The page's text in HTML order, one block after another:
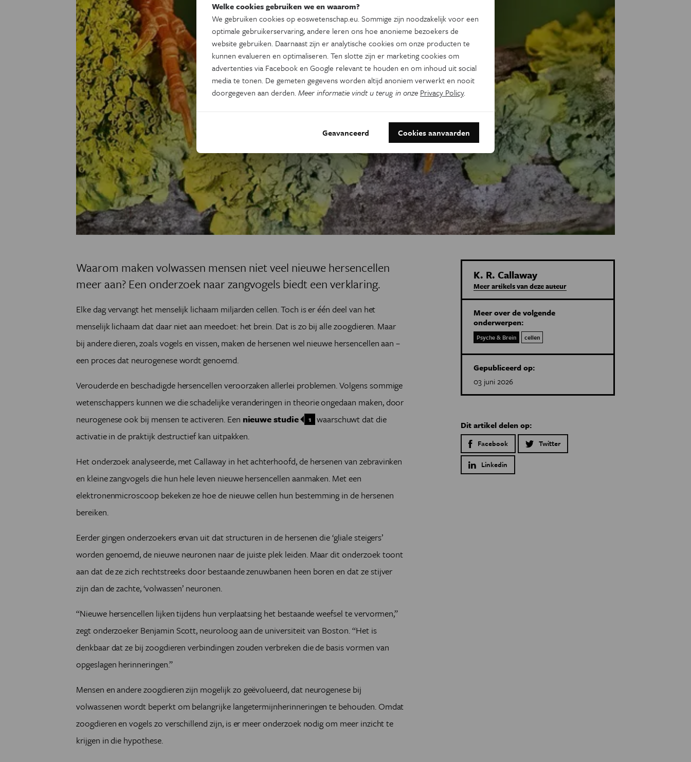
Waarom maken volwassen mensen niet veel nieuwe hersencellen
meer aan? Een onderzoek naar zangvogels biedt een verklaring.
Elke dag vervangt het menselijk lichaam miljarden cellen. Toch is er één deel van het
menselijk lichaam dat daar niet aan meedoet: het brein. Dat is zo bij alle zoogdieren. Maar
bij andere dieren, zoals vogels en vissen, maken de hersenen wel nieuwe hersencellen aan –
een proces dat neurogenese wordt genoemd.
Verouderde en beschadigde hersencellen veroorzaken allerlei problemen. Volgens sommige
wetenschappers kunnen we die schadelijke veranderingen in theorie ongedaan maken, door
neurogenese ook bij mensen te activeren. Een nieuwe studie 1 waarschuwt dat die
activatie in de praktijk destructief kan uitpakken.
Het onderzoek analyseerde, met Callaway in het achterhoofd, de hersenen van zebravinken
en kleine zangvogels die hun hele leven nieuwe hersencellen aanmaken. Met een
elektronenmicroscoop bekeken ze hoe de nieuwe cellen hun bestemming in de hersenen
bereiken.
Eerder gingen onderzoekers ervan uit dat structuren in de hersenen die ‘gliale steigers’
worden genoemd, de nieuwe neuronen naar de juiste plek leiden. Maar dit onderzoek toont
aan dat de ze zich rechtstreeks door bestaande zenuwbanen heen boren en dat ze stijver
zijn dan de zachte, ‘volwassen’ neuronen.
“Nieuwe hersencellen lijken tijdens hun verplaatsing het bestaande weefsel te vervormen,”
zegt onderzoeker B­enjamin Scott, neuroloog aan de universiteit van Boston. “Het is
denkbaar dat ze bij zoogdieren verbindingen zouden verbreken die de basis vormen van
opgeslagen herinneringen.”
Mensen en andere zoogdieren zijn mogelijk zo geëvolueerd, dat neurogenese bij
volwassenen wordt beperkt om belangrijke langetermijnherinneringen te behouden. Omdat
zoogdieren en vogels zo verschillend zijn, is er meer onderzoek nodig om meer inzicht te
krijgen in die hypothese.
K. R. Callaway
Meer artikels van deze auteur
Meer over de volgende
onderwerpen:
Psyche & Brein cellen
Gepubliceerd op:
03 juni 2026
Dit artikel delen op:
Facebook Twitter
Linkedin
Welke cookies gebruiken we en waarom?
We gebruiken cookies op eoswetenschap.eu. Sommige zijn noodzakelijk voor een
optimale gebruikerservaring, andere leren ons hoe anonieme bezoekers de
website gebruiken. Daarnaast zijn er analytische cookies om onze producten te
kunnen evalueren en optimaliseren. Ten slotte zijn er marketing cookies om
advertenties via Facebook en Google relevant te houden en om inhoud uit social
media te tonen. De gemeten gegevens worden altijd anoniem verwerkt en nooit
doorgegeven aan derden.Meer informatie vindt u terug in onze Privacy Policy.
Geavanceerd Cookies aanvaarden